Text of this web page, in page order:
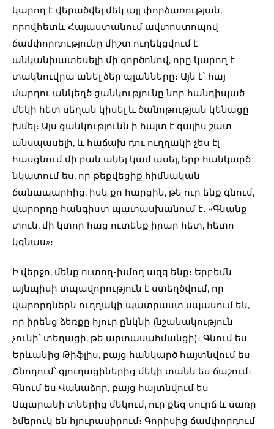
կարող է վերածվել մեկ այլ փորձառության,
որովհետև Հայաստանում ավտոստոպով
ճամփորդությունը միշտ ուղեկցվում է
անկանխատեսելի մի գործոնով, որը կարող է
տակնուվրա անել ձեր պլանները։ Այն է՝ հայ
մարդու անկեղծ ցանկությունը նոր հանդիպած
մեկի հետ սեղան կիսել և ծանոթության կենացը
խմել։ Այս ցանկությունն ի հայտ է գալիս շատ
անսպասելի, և հաճախ դու ուղղակի չես էլ
հասցնում մի բան անել կամ ասել, երբ հանկարծ
նկատում ես, որ թեքվեցիք հիմնական
ճանապարհից, իսկ քո հարցին, թե ուր ենք գնում,
վարորդը հանգիստ պատասխանում է․ «Գնանք
տուն, մի կտոր հաց ուտենք իրար հետ, հետո
կգնաս»։
Ի վերջո, մենք ուտող-խմող ազգ ենք։ Երբեմն
այնպիսի տպավորություն է ստեղծվում, որ
վարորդներն ուղղակի պատրաստ սպասում են,
որ իրենց ձեռքը հյուր ընկնի (նշանակություն
չունի՝ տեղացի, թե արտասահմանցի)։ Գնում ես
Երևանից Թիֆլիս, բայց հանկարծ հայտնվում ես
Շնողում՝ գյուղացիներից մեկի տանն ես ճաշում։
Գնում ես Վանաձոր, բայց հայտնվում ես
Ապարանի տներից մեկում, ուր քեզ սուրճ և սառը
ձմերուկ են հյուրասիրում։ Գորիսից ճամփորդում